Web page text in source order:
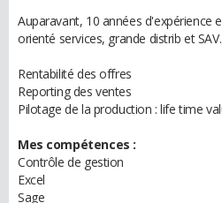
Auparavant, 10 années d'expérience
orienté services, grande distrib et SAV.
Rentabilité des offres
Reporting des ventes
Pilotage de la production : life time
Mes compétences :
Contrôle de gestion
Excel
Sage